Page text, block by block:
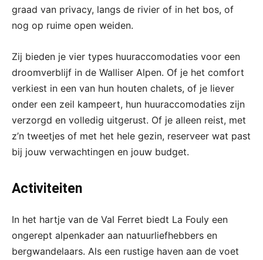
graad van privacy, langs de rivier of in het bos, of
nog op ruime open weiden.
Zij bieden je vier types huuraccomodaties voor een
droomverblijf in de Walliser Alpen. Of je het comfort
verkiest in een van hun houten chalets, of je liever
onder een zeil kampeert, hun huuraccomodaties zijn
verzorgd en volledig uitgerust. Of je alleen reist, met
z’n tweetjes of met het hele gezin, reserveer wat past
bij jouw verwachtingen en jouw budget.
Activiteiten
In het hartje van de Val Ferret biedt La Fouly een
ongerept alpenkader aan natuurliefhebbers en
bergwandelaars. Als een rustige haven aan de voet